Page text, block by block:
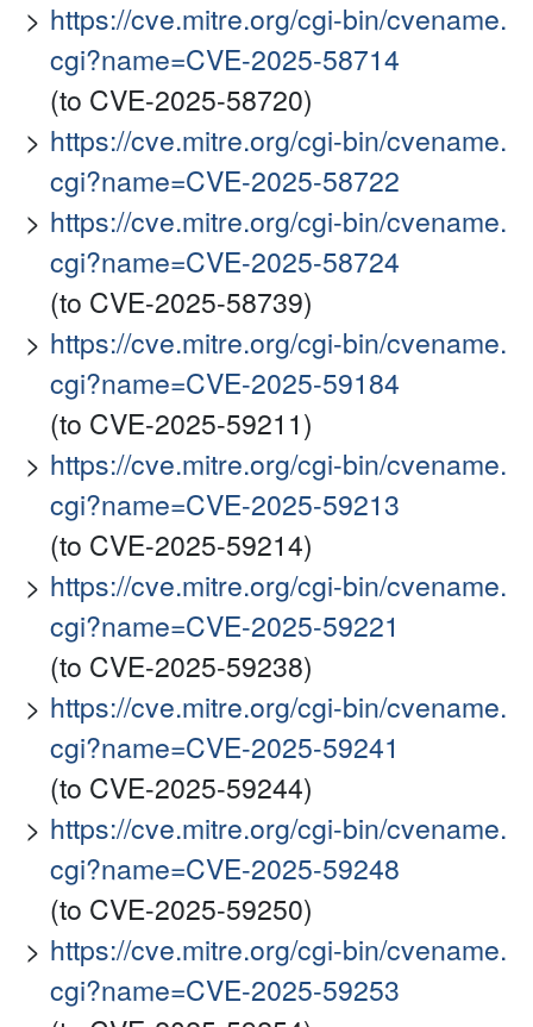
https://cve.mitre.org/cgi-bin/cvename.
cgi?name=CVE-2025-58714
(to CVE-2025-58720)
https://cve.mitre.org/cgi-bin/cvename.
cgi?name=CVE-2025-58722
https://cve.mitre.org/cgi-bin/cvename.
cgi?name=CVE-2025-58724
(to CVE-2025-58739)
https://cve.mitre.org/cgi-bin/cvename.
cgi?name=CVE-2025-59184
(to CVE-2025-59211)
https://cve.mitre.org/cgi-bin/cvename.
cgi?name=CVE-2025-59213
(to CVE-2025-59214)
https://cve.mitre.org/cgi-bin/cvename.
cgi?name=CVE-2025-59221
(to CVE-2025-59238)
https://cve.mitre.org/cgi-bin/cvename.
cgi?name=CVE-2025-59241
(to CVE-2025-59244)
https://cve.mitre.org/cgi-bin/cvename.
cgi?name=CVE-2025-59248
(to CVE-2025-59250)
https://cve.mitre.org/cgi-bin/cvename.
cgi?name=CVE-2025-59253